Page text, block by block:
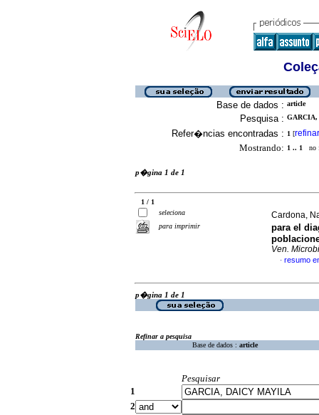
Base de dados : article
Pesquisa :
Refer�ncias encontradas : 1 [refinar
Mostrando: 1 .. 1 no
p�gina 1 de 1
1 / 1
seleciona
para imprimir
Cardona,
para el
Ven.
· resumo
p�gina 1 de 1
Refinar a pesquisa
Base de dados : article
Pesquisar
1
2